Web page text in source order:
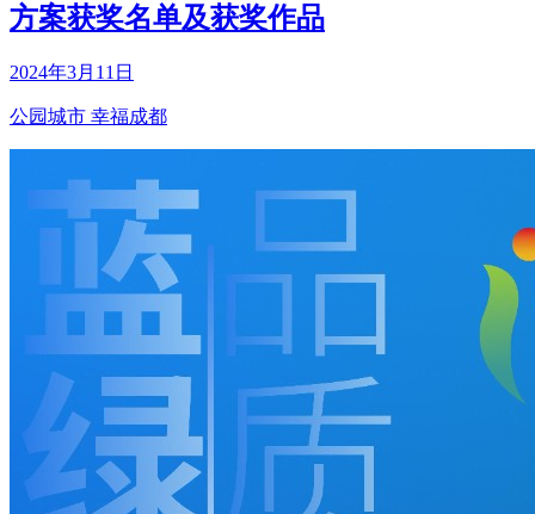
方案获奖名单及获奖作品
2024年3月11日
公园城市 幸福成都